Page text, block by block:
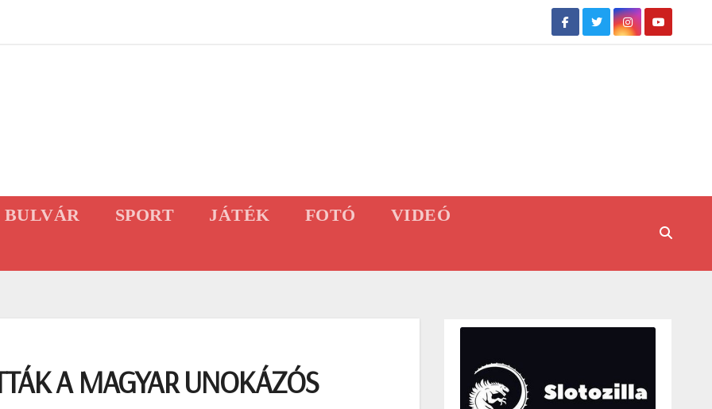
BULVÁR SPORT JÁTÉK FOTÓ
VIDEÓ
A MAGYAR UNOKÁZÓS